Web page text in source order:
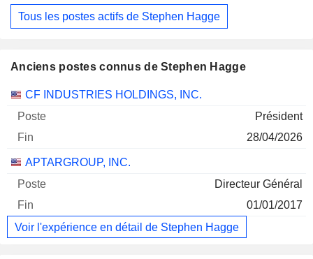
Tous les postes actifs de Stephen Hagge
Anciens postes connus de Stephen Hagge
Sociétés Poste Fin
CF INDUSTRIES HOLDINGS, INC.
Président
28/04/2026
APTARGROUP, INC.
Directeur Général
01/01/2017
Voir l'expérience en détail de Stephen Hagge